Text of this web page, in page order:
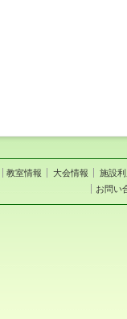
教室情報 大会情報
施設
お問い